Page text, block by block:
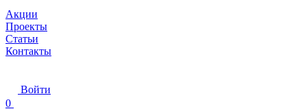
Акции
Проекты
Статьи
Контакты
Войти
0